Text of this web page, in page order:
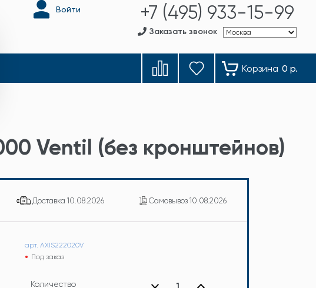
Войти +7 (495) 933-15-99
Заказать звонок
Корзина 0 р.
Ventil (без кронштейнов)
Доставка 10.08.2026 Самовывоз10.08.2026
арт. AXIS222020V
Под заказ
Количество